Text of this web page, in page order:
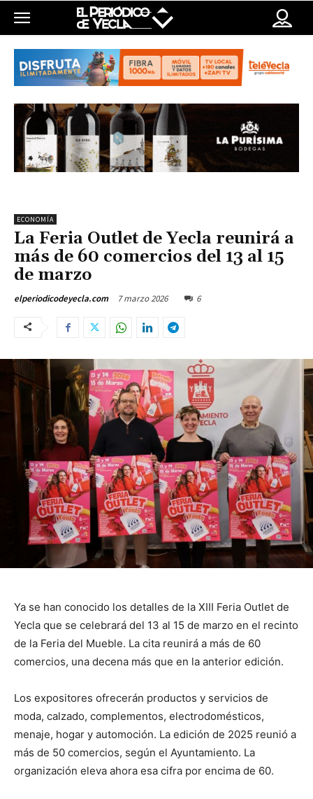
ECONOMÍA
La Feria Outlet de Yecla reunirá a
más de 60 comercios del 13 al 15
de marzo
elperiodicodeyecla.com 7 marzo 2026 6
Ya se han conocido los detalles de la XIII Feria Outlet de
Yecla que se celebrará del 13 al 15 de marzo en el recinto
de la Feria del Mueble. La cita reunirá a más de 60
comercios, una decena más que en la anterior edición.
Los expositores ofrecerán productos y servicios de
moda, calzado, complementos, electrodomésticos,
menaje, hogar y automoción. La edición de 2025 reunió a
más de 50 comercios, según el Ayuntamiento. La
organización eleva ahora esa cifra por encima de 60.